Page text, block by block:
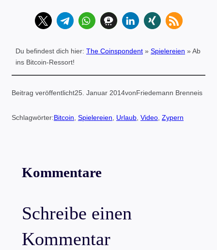
Du befindest dich hier: The Coinspondent » Spielereien »Ab
ins Bitcoin-Ressort!
Beitrag veröffentlicht25. Januar 2014vonFriedemann Brenneis
Schlagwörter:Bitcoin Spielereien Urlaub Video Zypern
Kommentare
Schreibe einen
Kommentar